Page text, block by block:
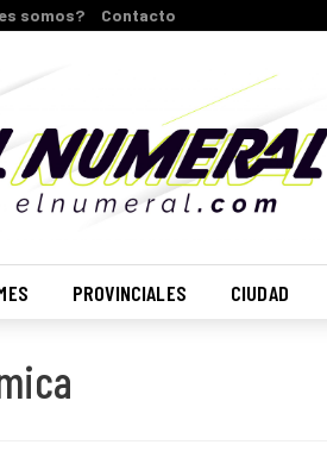
somos? Contacto
PROVINCIALES CIUDAD